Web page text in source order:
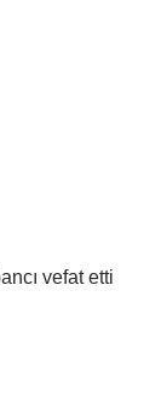
vefat etti